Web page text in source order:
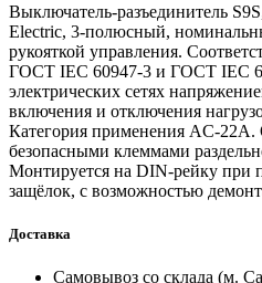
Выключатель-разъединитель
Electric, 3-полюсный,
рукояткой управления.
ГОСТ IEC 60947-3 и ГОСТ IEC
электрических сетях
включения и отключения
Категория применения AC-
безопасными клеммами
Монтируется на DIN-рейку
защёлок, с возможностью
Доставка
Самовывоз со склада (м.